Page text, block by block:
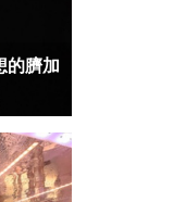
的臍加